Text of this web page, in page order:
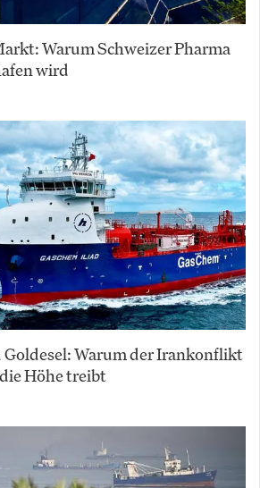
Warum Schweizer Pharma
wird
Goldesel: Warum der Irankonflikt
Höhe treibt